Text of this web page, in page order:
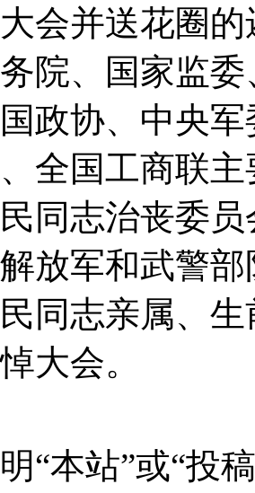
会并送花圈
院、国家监
政协、中央
全国工商联
同志治丧委
放军和武警
同志亲属、
大会。
“本站”或“投